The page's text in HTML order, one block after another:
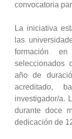
convocatoria
La iniciativa
las
formación en
seleccionados
año de
acreditado,
investigador/a.
durante doce
dedicación de